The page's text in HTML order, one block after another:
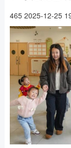
465 2025-12-25